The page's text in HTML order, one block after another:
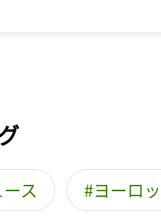
ス ヨーロ